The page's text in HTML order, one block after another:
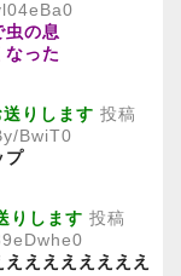
虫の息
なった
りします 投稿
BwiT0
プ
りします 投稿
えええええええ